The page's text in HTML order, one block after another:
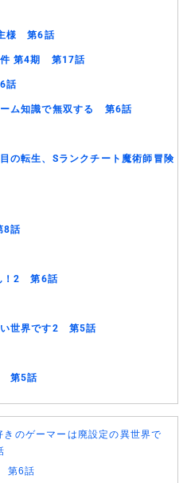
様 第6話
件 第4期 第17話
話
ム知識で無双する 第6話
の転生、Sランクチート魔術師冒険
8話
！2 第6話
い世界です2 第5話
第5話
のゲーマーは廃設定の異世界で
第6話